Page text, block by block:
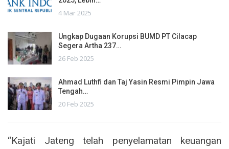
4 Mar 2025
Ungkap Dugaan Korupsi BUMD PT Cilacap
Segera Artha 237…
26 Feb 2025
Ahmad Luthfi dan Taj Yasin Resmi Pimpin Jawa
Tengah…
20 Feb 2025
“Kajati Jateng telah penyelamatan keuangan